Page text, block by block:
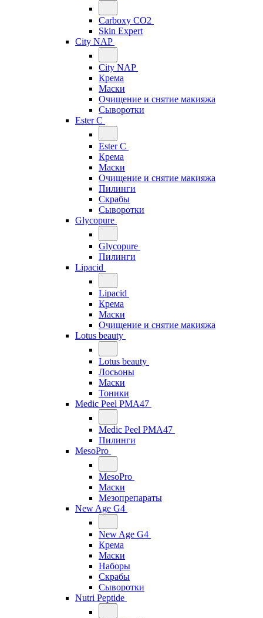
Carboxy CO2
Skin Expert
City NAP
City NAP
Крема
Маски
Очищение и снятие макияжа
Сыворотки
Ester C
Ester C
Крема
Маски
Очищение и снятие макияжа
Пилинги
Скрабы
Сыворотки
Glycopure
Glycopure
Пилинги
Lipacid
Lipacid
Крема
Маски
Очищение и снятие макияжа
Lotus beauty
Lotus beauty
Лосьоны
Маски
Тоники
Medic Peel PMA47
Medic Peel PMA47
Пилинги
MesoPro
MesoPro
Маски
Мезопрепараты
New Age G4
New Age G4
Крема
Маски
Наборы
Скрабы
Сыворотки
Nutri Peptide